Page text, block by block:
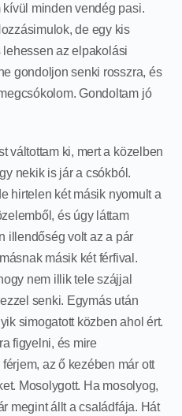
minden vendég pasi.
de egy kis
lehessen az elpakolási
gondoljon senki rosszra, és
Gondoltam jó
váltottam ki, mert a közelben
nekik is jár a csókból.
hirtelen két másik nyomult a
és úgy láttam
illendőség volt az a pár
másik két férfival.
nem illik tele szájjal
senki. Egymás után
simogatott közben ahol ért.
figyelni, és mire
az ő kezében már ott
Mosolygott. Ha mosolyog,
megint állt a családfája. Hát